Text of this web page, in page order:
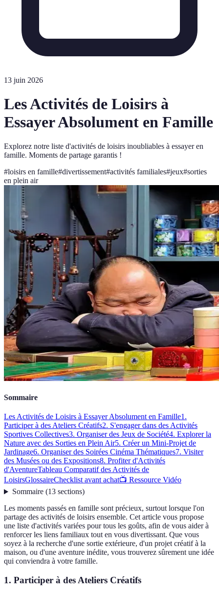
13 juin 2026
Les Activités de Loisirs à
Essayer Absolument en Famille
Explorez notre liste d'activités de loisirs inoubliables à essayer en
famille. Moments de partage garantis !
#loisirs en famille#divertissement#activités familiales#jeux#sorties
en plein air
Sommaire
Les Activités de Loisirs à Essayer Absolument en Famille1.
Participer à des Ateliers Créatifs2. S'engager dans des Activités
Sportives Collectives3. Organiser des Jeux de Société4. Explorer la
Nature avec des Sorties en Plein Air5. Créer un Mini-Projet de
Jardinage6. Organiser des Soirées Cinéma Thématiques7. Visiter
des Musées ou des Expositions8. Profiter d'Activités
d'AventureTableau Comparatif des Activités de
LoisirsGlossaireChecklist avant achat📺 Ressource Vidéo
Sommaire(13 sections)
Les moments passés en famille sont précieux, surtout lorsque l'on
partage des activités de loisirs ensemble. Cet article vous propose
une liste d'activités variées pour tous les goûts, afin de vous aider à
renforcer les liens familiaux tout en vous divertissant. Que vous
soyez à la recherche d'une sortie extérieure, d'un projet créatif à la
maison, ou d'une aventure inédite, vous trouverez sûrement une idée
qui conviendra à votre famille.
1. Participer à des Ateliers Créatifs